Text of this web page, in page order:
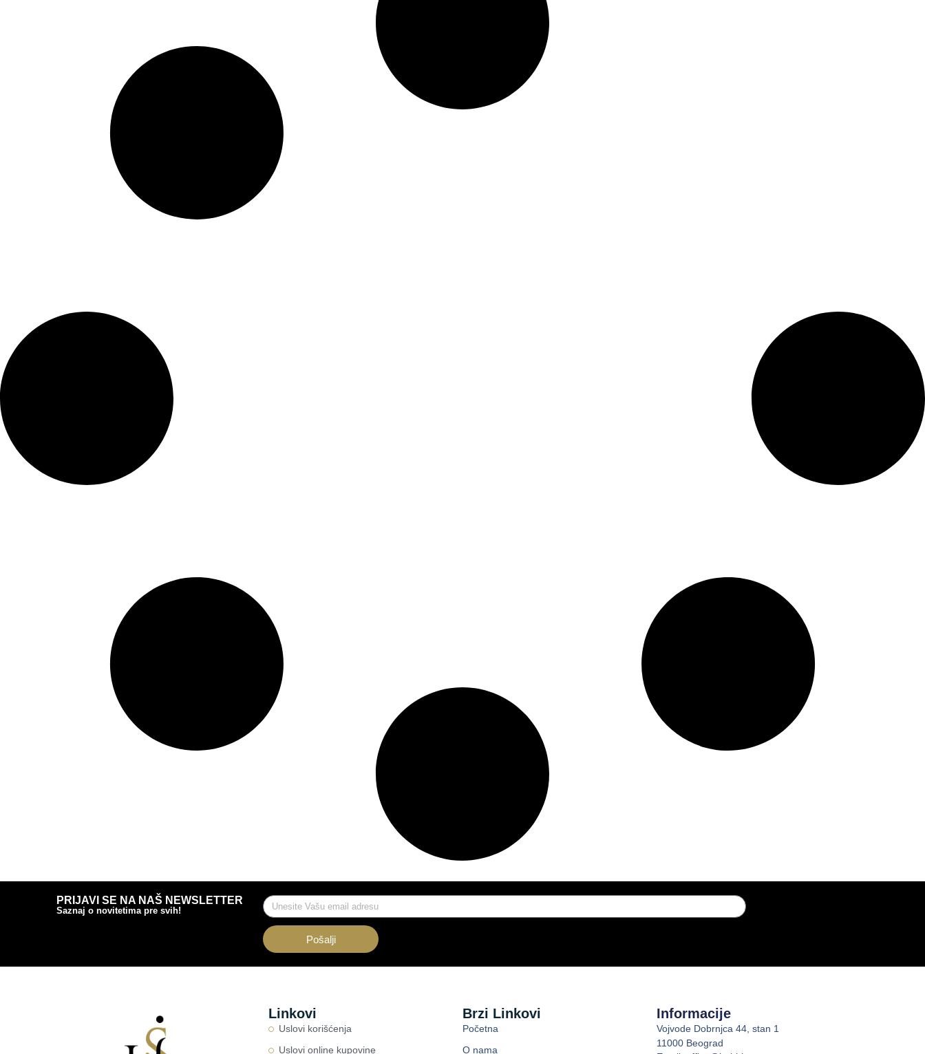
PRIJAVI SE NA NAŠ NEWSLETTER
Saznaj o novitetima pre svih!
Pošalji
Linkovi
Uslovi korišćenja
Uslovi online kupovine
Brzi Linkovi
Početna
O nama
Informacije
Vojvode Dobrnjca 44, stan 1
11000 Beograd